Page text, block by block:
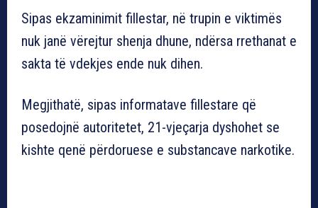
Sipas ekzaminimit fillestar, në trupin e viktimës
nuk janë vërejtur shenja dhune, ndërsa rrethanat e
sakta të vdekjes ende nuk dihen.
Megjithatë, sipas informatave fillestare që
posedojnë autoritetet, 21-vjeçarja dyshohet se
kishte qenë përdoruese e substancave narkotike.